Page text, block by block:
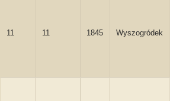
11 11 1845 Wyszogródek